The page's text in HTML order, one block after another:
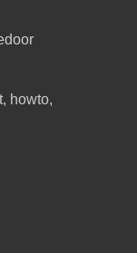
howto,